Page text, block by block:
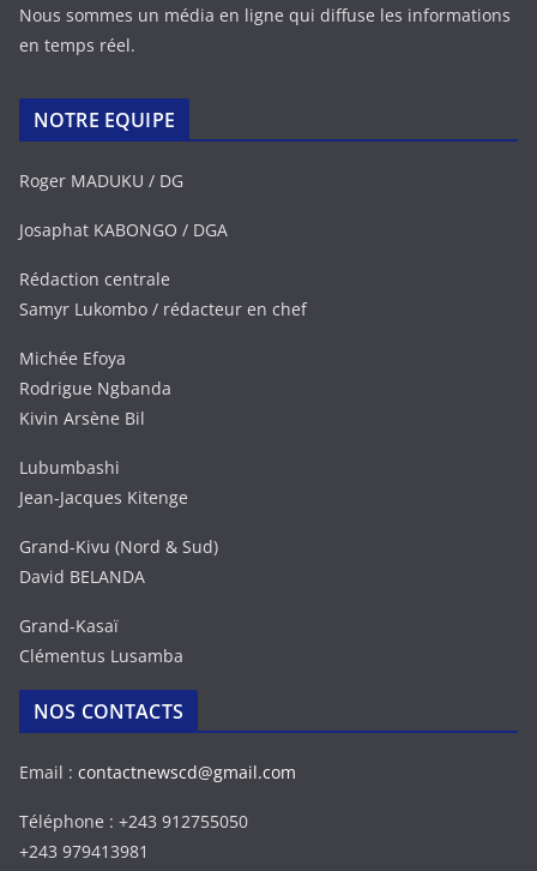
Nous sommes un média en ligne qui diffuse les informations
en temps réel.
NOTRE EQUIPE
Roger MADUKU / DG
Josaphat KABONGO / DGA
Rédaction centrale
Samyr Lukombo / rédacteur en chef
Michée Efoya
Rodrigue Ngbanda
Kivin Arsène Bil
Lubumbashi
Jean-Jacques Kitenge
Grand-Kivu (Nord & Sud)
David BELANDA
Grand-Kasaï
Clémentus Lusamba
NOS CONTACTS
Email : contactnewscd@gmail.com
Téléphone : +243 912755050
+243 979413981